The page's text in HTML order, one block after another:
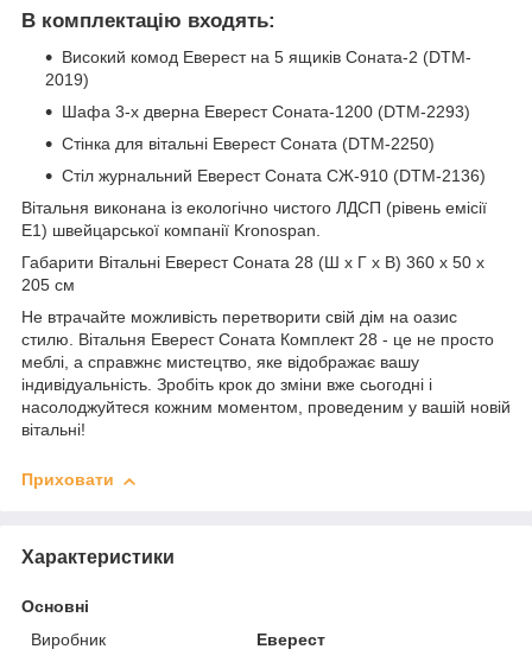
В комплектацію входять:
Високий комод Еверест на 5 ящиків Соната-2 (DTM-
2019)
Шафа 3-х дверна Еверест Соната-1200 (DTM-2293)
Стінка для вітальні Еверест Соната (DTM-2250)
Стіл журнальний Еверест Соната СЖ-910 (DTM-2136)
Вітальня виконана із екологічно чистого ЛДСП (рівень емісії
Е1) швейцарської компанії Kronospan.
Габарити Вітальні Еверест Соната 28 (Ш х Г х В) 360 х 50 х
205 см
Не втрачайте можливість перетворити свій дім на оазис
стилю. Вітальня Еверест Соната Комплект 28 - це не просто
меблі, а справжнє мистецтво, яке відображає вашу
індивідуальність. Зробіть крок до зміни вже сьогодні і
насолоджуйтеся кожним моментом, проведеним у вашій новій
вітальні!
Приховати
Характеристики
Основні
Виробник
Еверест